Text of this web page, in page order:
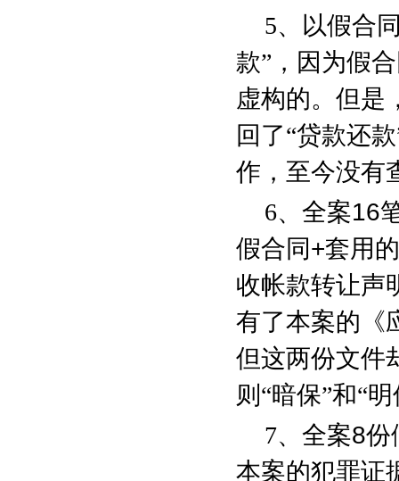
5、以假合
款”，因为假
虚构的。但是
回了“贷款还
作，至今没有
6、全案16
假合同+套用
收帐款转让声
有了本案的《
但这两份文件
则“暗保”和“
7、全案8份
本案的犯罪证